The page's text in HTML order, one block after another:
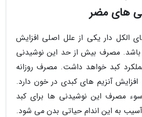
های مضر
الکل دار یکی از علل اصلی افزایش
باشد. مصرف بیش از حد این نوشیدنی
کبد خواهد داشت. مصرف روزانه
افزایش آنزیم های کبدی در خون دارد.
مصرف این نوشیدنی ها برای کبد
به این اندام حیاتی بدن می شود.